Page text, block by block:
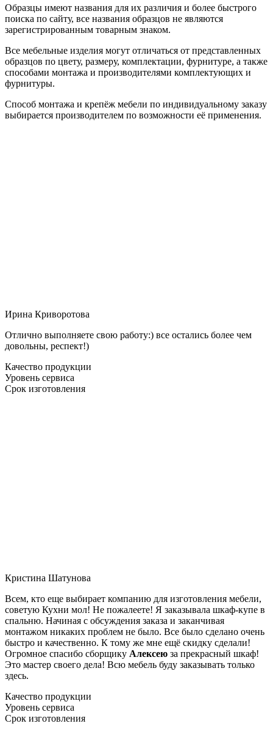
Образцы имеют названия для их различия и более быстрого
поиска по сайту, все названия образцов не являются
зарегистрированным товарным знаком.
Все мебельные изделия могут отличаться от представленных
образцов по цвету, размеру, комплектации, фурнитуре, а также
способами монтажа и производителями комплектующих и
фурнитуры.
Способ монтажа и крепёж мебели по индивидуальному заказу
выбирается производителем по возможности её применения.
Ирина Криворотова
Отлично выполняете свою работу:) все остались более чем
довольны, респект!)
Качество продукции
Уровень сервиса
Срок изготовления
Кристина Шатунова
Всем, кто еще выбирает компанию для изготовления мебели,
советую Кухни мол! Не пожалеете! Я заказывала шкаф-купе в
спальню. Начиная с обсуждения заказа и заканчивая
монтажом никаких проблем не было. Все было сделано очень
быстро и качественно. К тому же мне ещё скидку сделали!
Огромное спасибо сборщику Алексею за прекрасный шкаф!
Это мастер своего дела! Всю мебель буду заказывать только
здесь.
Качество продукции
Уровень сервиса
Срок изготовления